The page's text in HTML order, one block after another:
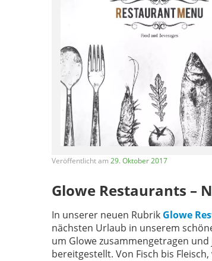
Veröffentlicht am 29. Oktober 2017
Glowe Restaurants –
In unserer neuen Rubrik Glowe
nächsten Urlaub in unserem
um Glowe zusammengetragen
bereitgestellt. Von Fisch bis